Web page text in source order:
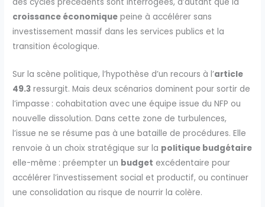
croissance économique peine à accélérer sans
investissement massif dans les services publics et la
transition écologique.
Sur la scène politique, l’hypothèse d’un recours à l’article
49.3 ressurgit. Mais deux scénarios dominent pour sortir de
l’impasse : cohabitation avec une équipe issue du NFP ou
nouvelle dissolution. Dans cette zone de turbulences,
l’issue ne se résume pas à une bataille de procédures. Elle
renvoie à un choix stratégique sur la politique budgétaire
elle-même : préempter un budget excédentaire pour
accélérer l’investissement social et productif, ou continuer
une consolidation au risque de nourrir la colère.